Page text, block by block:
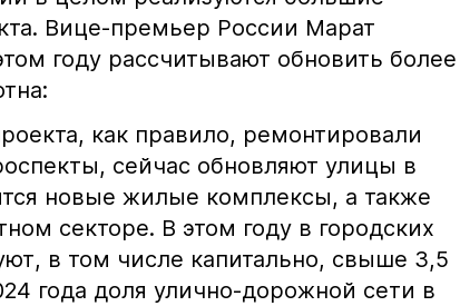
Вице-премьер России Марат
году рассчитывают обновить более
как правило, ремонтировали
сейчас обновляют улицы в
новые жилые комплексы, а также
секторе. В этом году в городских
в том числе капитально, свыше 3,5
года доля улично-дорожной сети в